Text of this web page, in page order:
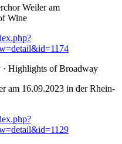
Weiler am
Wine
· Highlights of Broadway
am 16.09.2023 in der Rhein-